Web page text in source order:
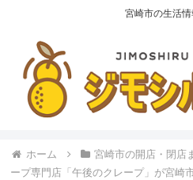
宮崎市の生活情
ホーム 宮崎市の開店・閉店
ープ専門店「午後のクレープ」が宮崎